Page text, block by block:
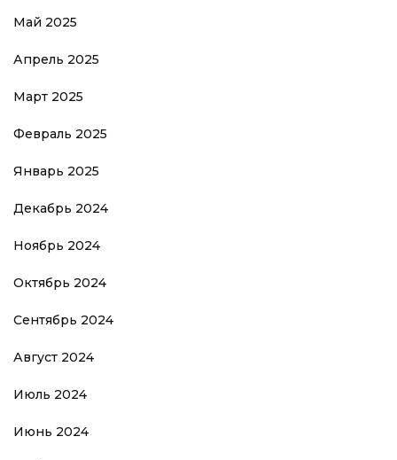
Май 2025
Апрель 2025
Март 2025
Февраль 2025
Январь 2025
Декабрь 2024
Ноябрь 2024
Октябрь 2024
Сентябрь 2024
Август 2024
Июль 2024
Июнь 2024